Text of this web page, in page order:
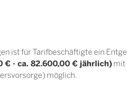
ist für Tarifbeschäftigte ein
€ - ca. 82.600,00 € jährlich)mit
möglich.